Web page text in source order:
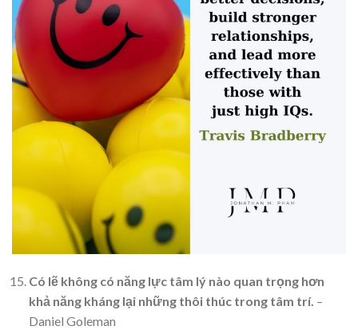
Có lẽ không có năng lực tâm lý nào quan trọng hơn
khả năng kháng lại những thôi thúc trong tâm trí. –
Daniel Goleman